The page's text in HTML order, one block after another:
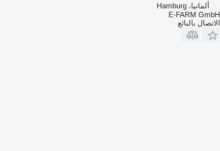
ألمانيا، Hamburg
E-FARM GmbH
الاتصال بالبائع